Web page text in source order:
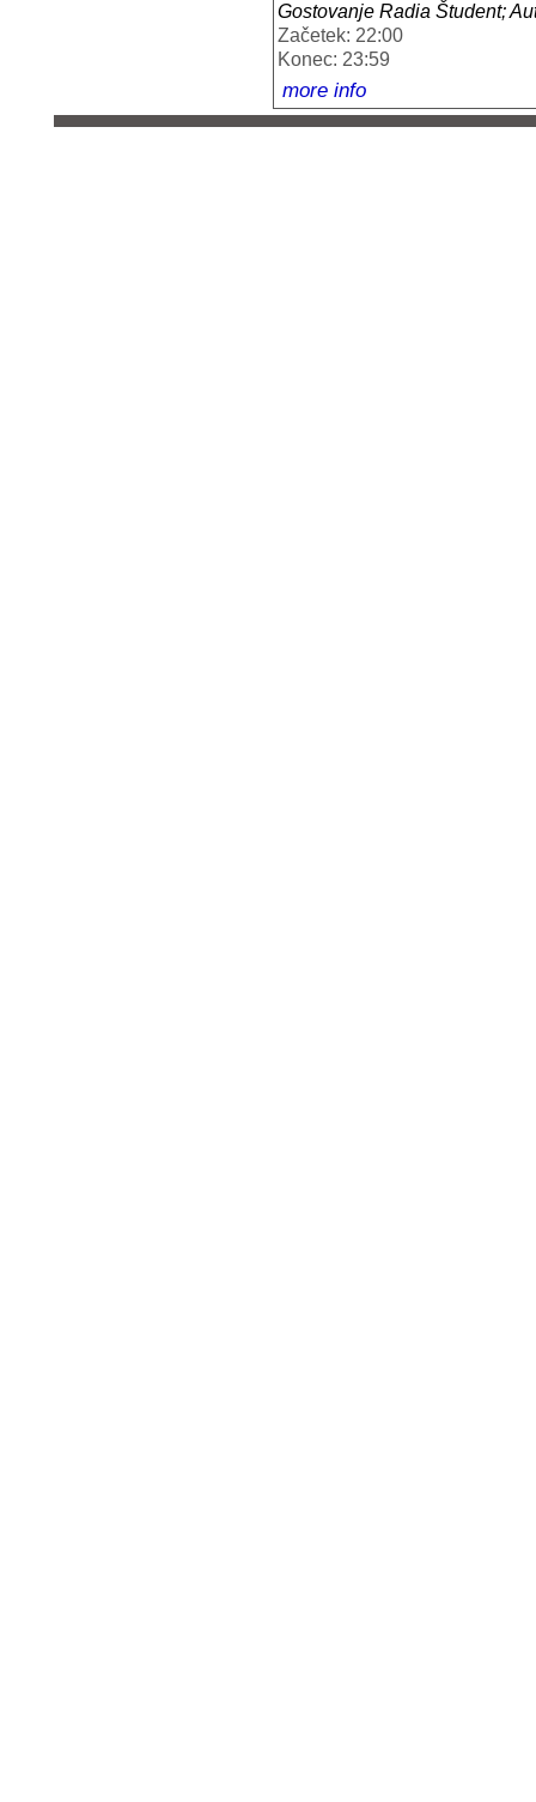
Gostovanje Radia Študent;
Začetek: 22:00
Konec: 23:59
more info